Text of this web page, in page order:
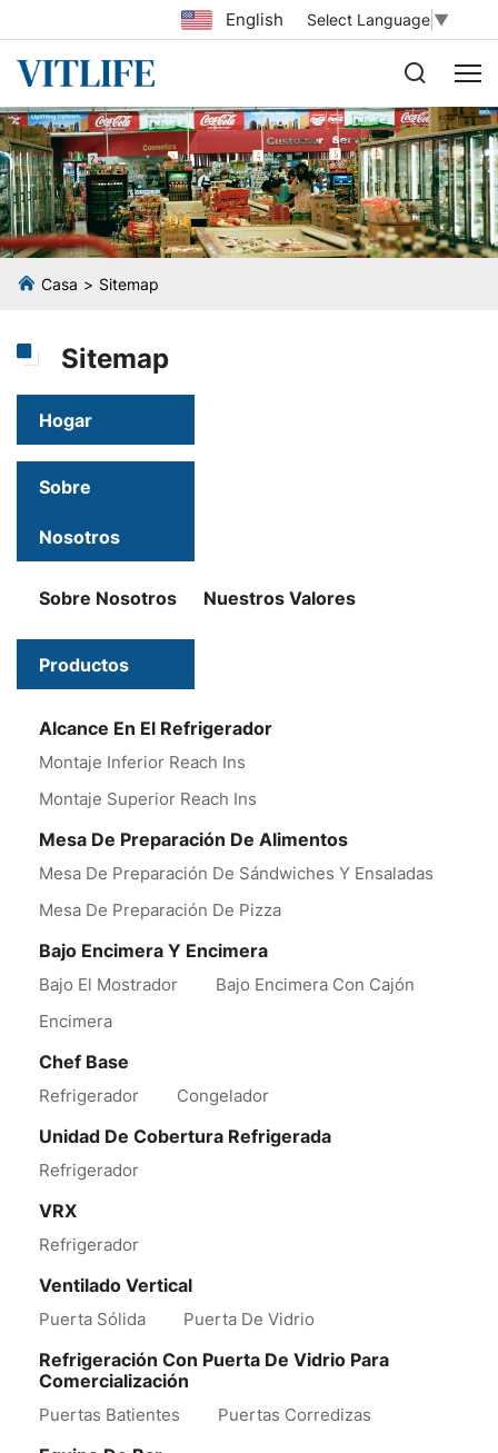
Select Language ▼
English
Casa Sitemap
Sitemap
Hogar
Sobre
Nosotros
Sobre Nosotros Nuestros Valores
Productos
Alcance En El Refrigerador
Montaje Inferior Reach Ins
Montaje Superior Reach Ins
Mesa De Preparación De Alimentos
Mesa De Preparación De Sándwiches Y Ensaladas
Mesa De Preparación De Pizza
Bajo Encimera Y Encimera
Bajo El Mostrador
Bajo Encimera Con Cajón
Encimera
Chef Base
Refrigerador Congelador
Unidad De Cobertura Refrigerada
Refrigerador
VRX
Refrigerador
Ventilado Vertical
Puerta Sólida Puerta De Vidrio
Refrigeración Con Puerta De Vidrio Para
Comercialización
Puertas Batientes Puertas Corredizas